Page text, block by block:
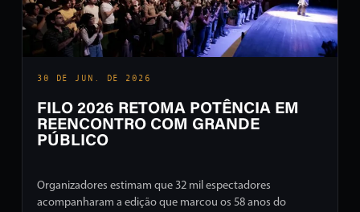
30 DE JUN. DE 2026
FILO 2026 RETOMA POTÊNCIA EM
REENCONTRO COM GRANDE
PÚBLICO
Organizadores estimam que 32 mil espectadores
acompanharam a edição que marcou os 58 anos do